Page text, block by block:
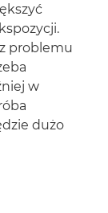
problemu
w
dużo